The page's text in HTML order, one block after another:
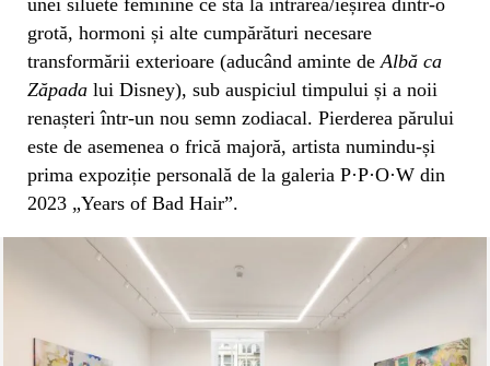
grotă, hormoni și alte cumpărături necesare
transformării exterioare (aducând aminte de Albă ca
Zăpada lui Disney), sub auspiciul timpului și a noii
renașteri într-un nou semn zodiacal. Pierderea părului
este de asemenea o frică majoră, artista numindu-și
prima expoziție personală de la galeria P·P·O·W din
2023 „Years of Bad Hair”.